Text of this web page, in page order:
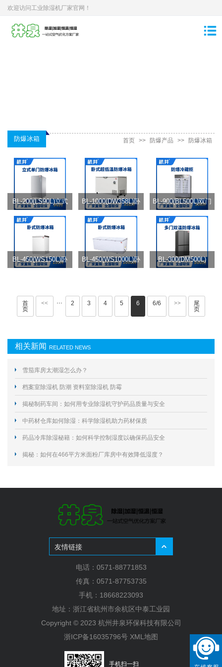
欢迎访问工业除湿机厂家官网！
防爆冰箱 首页 >> 防爆产品 >> 防爆冰箱
BL-200(LS90L)立式
单门单温防爆冰箱
BL-1000(DW358L)卧
式超低温防爆冰箱
BL-900(BL500L)双门
单温防爆冷藏柜
BL-450(WS150L)卧 BL-450(WS1000L)卧 BL-300(DM500L)
首
页
<< ··· 2 3 4 5 6 6/6 >>
尾
页
相关新闻 RELATED NEWS
雪茄库房太潮湿怎么办？
档案室除湿机 防潮 资料室除湿机 防霉
揭秘制药车间：如何用专业除湿机守护药品质量与安全
中药材仓库如何除湿：科学除湿机助力药材保质
药品冷库除湿秘籍：如何科学控制湿度以确保药品安全
揭秘：如何在466平方米面粉厂库房中有效降低湿度？
友情链接
电话：0571-88771853
传真：0571-87753735
手机：18668223093
地址：浙江省杭州市余杭区中泰工业园
Copyright © 2023 杭州井泉环保科技有限公司
浙ICP备16035796号 XML地图
手机扫一扫